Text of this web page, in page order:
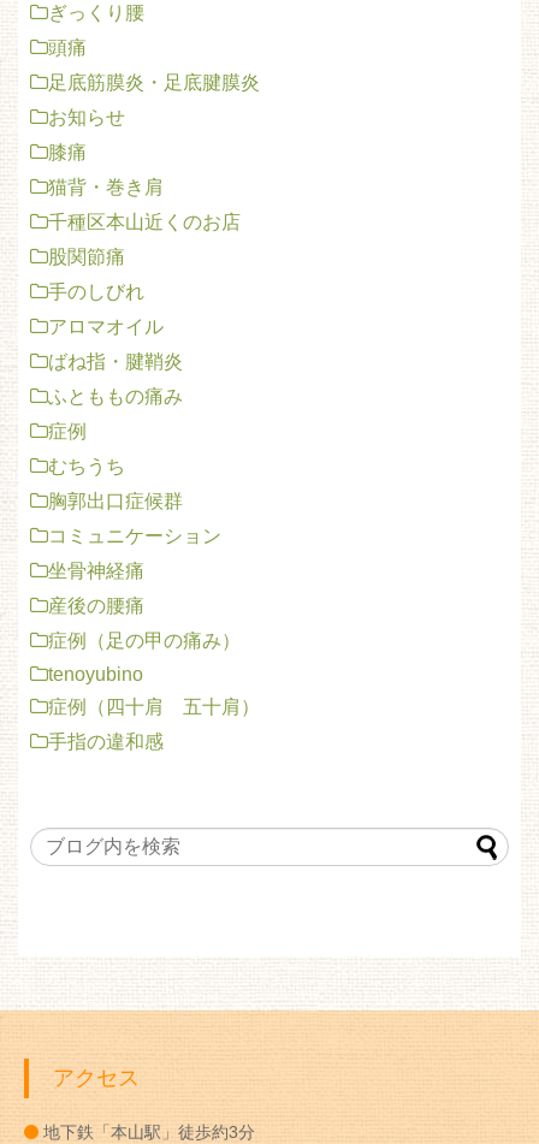
ぎっくり腰
頭痛
足底筋膜炎・足底腱膜炎
お知らせ
膝痛
猫背・巻き肩
千種区本山近くのお店
股関節痛
手のしびれ
アロマオイル
ばね指・腱鞘炎
ふとももの痛み
症例
むちうち
胸郭出口症候群
コミュニケーション
坐骨神経痛
産後の腰痛
症例（足の甲の痛み）
tenoyubino
症例（四十肩 五十肩）
手指の違和感
アクセス
地下鉄「本山駅」徒歩約3分